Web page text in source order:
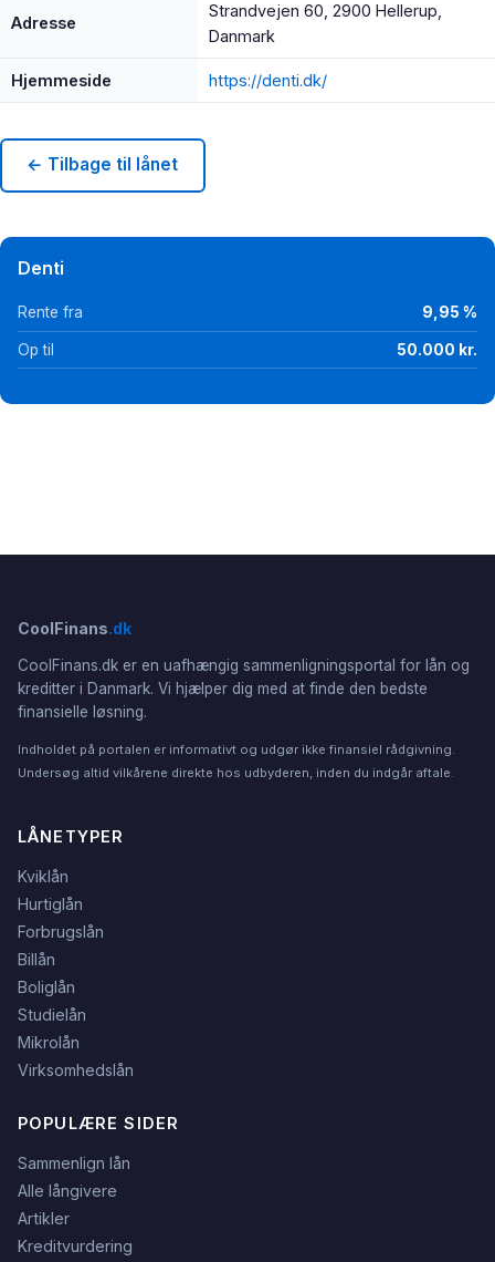
Adresse
Strandvejen 60, 2900 Hellerup,
Danmark
Hjemmeside https://denti.dk/
← Tilbage til lånet
Denti
Rente fra 9,95 %
Op til 50.000 kr.
CoolFinans.dk
CoolFinans.dk er en uafhængig sammenligningsportal for lån og
kreditter i Danmark. Vi hjælper dig med at finde den bedste
finansielle løsning.
Indholdet på portalen er informativt og udgør ikke finansiel rådgivning.
Undersøg altid vilkårene direkte hos udbyderen, inden du indgår aftale.
LÅNETYPER
Kviklån
Hurtiglån
Forbrugslån
Billån
Boliglån
Studielån
Mikrolån
Virksomhedslån
POPULÆRE SIDER
Sammenlign lån
Alle långivere
Artikler
Kreditvurdering